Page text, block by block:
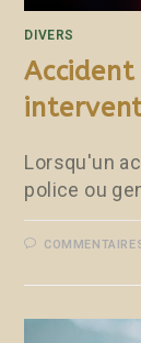
DIVERS
Lorsqu'un
police ou